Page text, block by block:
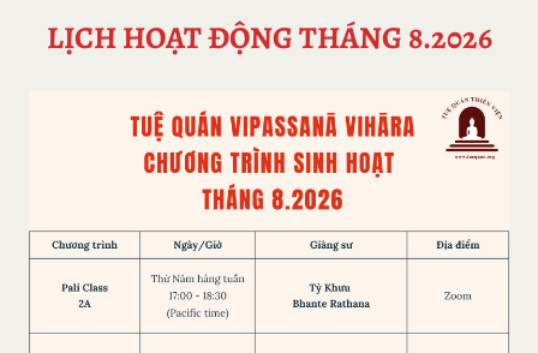
LỊCH HOẠT ĐỘNG THÁNG 8.2026